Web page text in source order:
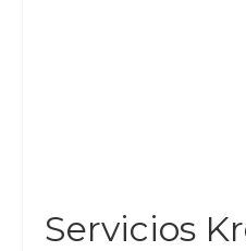
Servicios